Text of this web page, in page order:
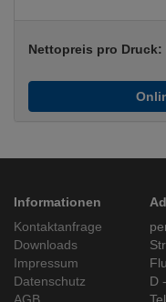
Nettopreis pro Druck:
Informationen
Kontaktanfrage
Downloads
Impressum
Datenschutz
D